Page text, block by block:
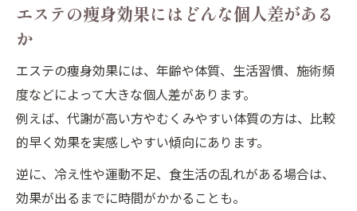
エステの痩身効果にはどんな個人差がある
か
エステの痩身効果には、年齢や体質、生活習慣、施術頻
度などによって大きな個人差があります。
例えば、代謝が高い方やむくみやすい体質の方は、比較
的早く効果を実感しやすい傾向にあります。
逆に、冷え性や運動不足、食生活の乱れがある場合は、
効果が出るまでに時間がかかることも。